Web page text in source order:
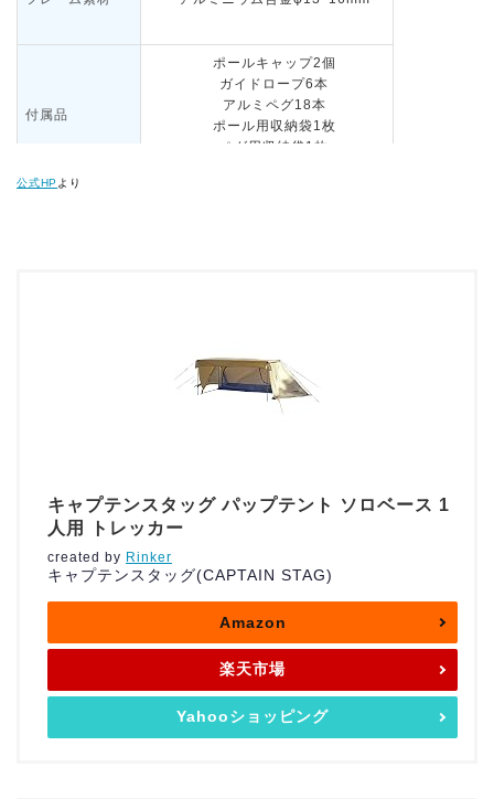
付属品
ポールキャップ2個
ガイドロープ6本
アルミペグ18本
ポール用収納袋1枚
ペグ用収納袋1枚
公式HP より
キャプテンスタッグ パップテント ソロベース 1
人用 トレッカー
created by Rinker
キャプテンスタッグ(CAPTAIN STAG)
Amazon
楽天市場
Yahooショッピング